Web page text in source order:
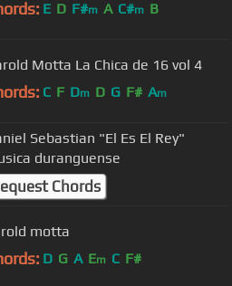
E D F#m A C#m B
Motta La Chica de 16 vol 4
C F Dm D G F# Am
Sebastian "El Es El Rey"
duranguense
Chords
motta
D G A Em C F#